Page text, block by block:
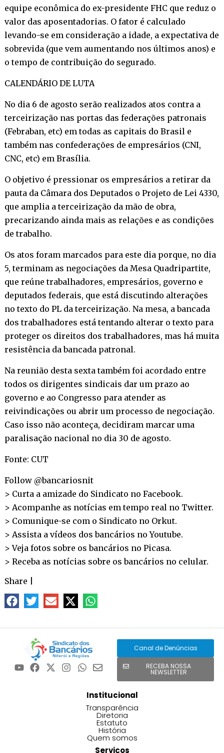
equipe econômica do ex-presidente FHC que reduz o
valor das aposentadorias. O fator é calculado
levando-se em consideração a idade, a expectativa de
sobrevida (que vem aumentando nos últimos anos) e
o tempo de contribuição do segurado.
CALENDÁRIO DE LUTA
No dia 6 de agosto serão realizados atos contra a
terceirização nas portas das federações patronais
(Febraban, etc) em todas as capitais do Brasil e
também nas confederações de empresários (CNI,
CNC, etc) em Brasília.
O objetivo é pressionar os empresários a retirar da
pauta da Câmara dos Deputados o Projeto de Lei 4330,
que amplia a terceirização da mão de obra,
precarizando ainda mais as relações e as condições
de trabalho.
Os atos foram marcados para este dia porque, no dia
5, terminam as negociações da Mesa Quadripartite,
que reúne trabalhadores, empresários, governo e
deputados federais, que está discutindo alterações
no texto do PL da terceirização. Na mesa, a bancada
dos trabalhadores está tentando alterar o texto para
proteger os direitos dos trabalhadores, mas há muita
resistência da bancada patronal.
Na reunião desta sexta também foi acordado entre
todos os dirigentes sindicais dar um prazo ao
governo e ao Congresso para atender as
reivindicações ou abrir um processo de negociação.
Caso isso não aconteça, decidiram marcar uma
paralisação nacional no dia 30 de agosto.
Fonte: CUT
Follow @bancariosnit
> Curta a amizade do Sindicato no Facebook.
> Acompanhe as notícias em tempo real no Twitter.
> Comunique-se com o Sindicato no Orkut.
> Assista a vídeos dos bancários noYoutube.
> Veja fotos sobre os bancários no Picasa.
> Receba as notícias sobre os bancários no celular.
Share
Canal de Denúncias
RECEBA NOSSA
NEWSLETTER
Institucional
Transparência
Diretoria
Estatuto
História
Quem somos
Serviços